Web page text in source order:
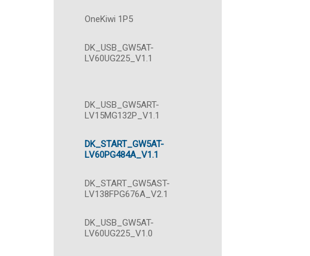
OneKiwi 1P5
DK_USB_GW5AT-
LV60UG225_V1.1
DK_USB_GW5ART-
LV15MG132P_V1.1
DK_START_GW5AT-
LV60PG484A_V1.1
DK_START_GW5AST-
LV138FPG676A_V2.1
DK_USB_GW5AT-
LV60UG225_V1.0